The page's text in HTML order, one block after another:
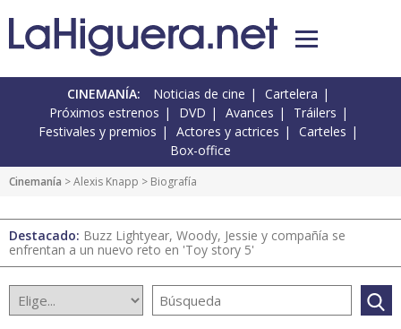
CINEMANÍA: Noticias de cine
Cartelera
Próximos estrenos
DVD Avances
Tráilers
Festivales y premios
Actores y actrices
Carteles
Box-office
Cinemanía >Alexis Knapp > Biografía
Destacado: Buzz Lightyear, Woody, Jessie y compañía se
enfrentan a un nuevo reto en 'Toy story 5'